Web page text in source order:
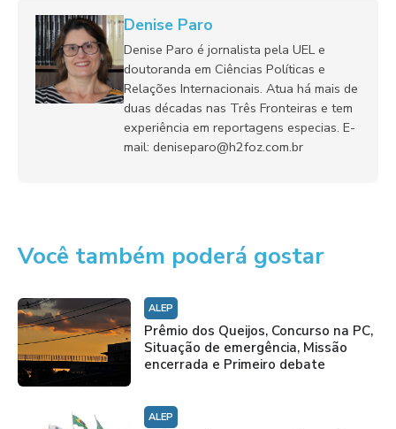
Denise Paro
Denise Paro é jornalista pela UEL e
doutoranda em Ciências Políticas e
Relações Internacionais. Atua há mais de
duas décadas nas Três Fronteiras e tem
experiência em reportagens especias. E-
mail: deniseparo@h2foz.com.br
Você também poderá gostar
ALEP
Prêmio dos Queijos, Concurso na PC,
Situação de emergência, Missão
encerrada e Primeiro debate
ALEP